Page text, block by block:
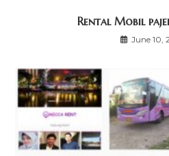
Rental Mobil
June 10,